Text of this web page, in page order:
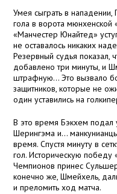
Умея сыграть в
гола в ворота
«Манчестер Юнайтед»
не оставалось никаких
Резервный судья показал,
добавлено три минуты, и
штрафную... Это вызвало
защитников, которые не
один уставились на
В это время Бэкхем подал
Шерингэма и…
время. Спустя минуту в
гол. Историческую победу
Чемпионов принес
конечно же, Шмейхель,
и преломить ход матча.